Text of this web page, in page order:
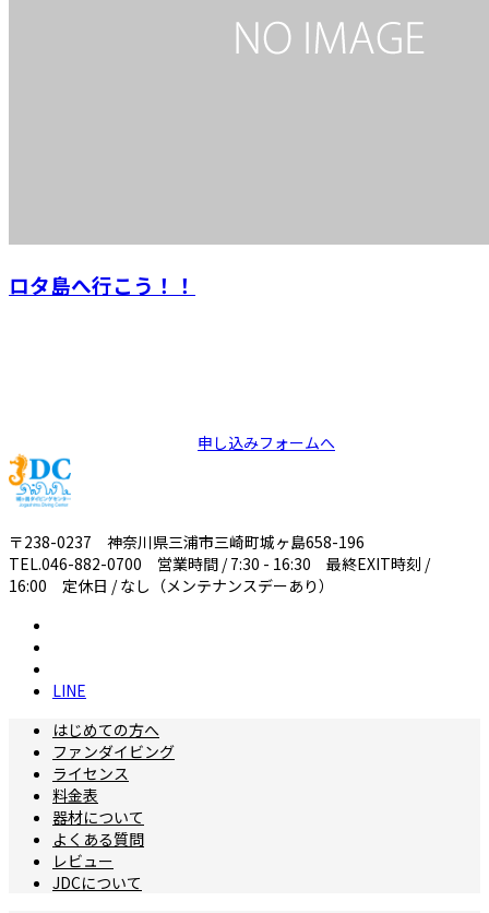
ロタ島へ行こう！！
申し込みフォームへ
〒238-0237 神奈川県三浦市三崎町城ヶ島658-196
TEL.046-882-0700 営業時間 / 7:30 - 16:30 最終EXIT時刻 /
16:00 定休日 / なし（メンテナンスデーあり）
LINE
はじめての方へ
ファンダイビング
ライセンス
料金表
器材について
よくある質問
レビュー
JDCについて